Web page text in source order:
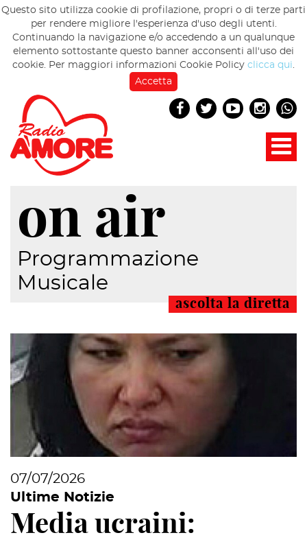
Questo sito utilizza cookie di profilazione, propri o di terze parti
per rendere migliore l'esperienza d'uso degli utenti.
Continuando la navigazione e/o accedendo a un qualunque
elemento sottostante questo banner acconsenti all'uso dei
cookie. Per maggiori informazioni Cookie Policy clicca qui.
Accetta
on air
Programmazione
Musicale
ascolta la diretta
07/07/2026
Ultime Notizie
Media ucraini: